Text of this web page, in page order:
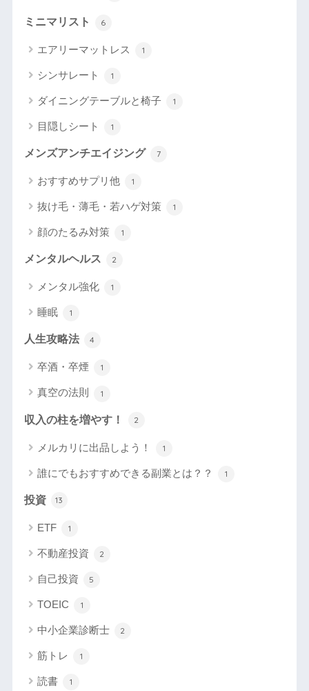
ミニマリスト 6
エアリーマットレス 1
シンサレート 1
ダイニングテーブルと椅子 1
目隠しシート 1
メンズアンチエイジング 7
おすすめサプリ他 1
抜け毛・薄毛・若ハゲ対策 1
顔のたるみ対策 1
メンタルヘルス 2
メンタル強化 1
睡眠 1
人生攻略法 4
卒酒・卒煙 1
真空の法則 1
収入の柱を増やす！ 2
メルカリに出品しよう！ 1
誰にでもおすすめできる副業とは？？ 1
投資 13
ETF 1
不動産投資 2
自己投資 5
TOEIC 1
中小企業診断士 2
筋トレ 1
読書 1